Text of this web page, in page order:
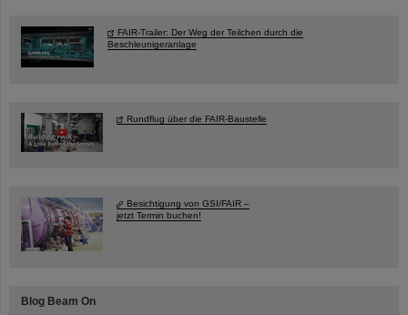
FAIR-Trailer: Der Weg der Teilchen durch die
Beschleunigeranlage
Rundflug über die FAIR-Baustelle
Besichtigung von GSI/FAIR –
jetzt Termin buchen!
Blog Beam On